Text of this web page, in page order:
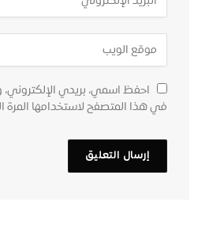
احفظ اسمي، بريدي الإلكتروني،
في هذا المتصفح لاستخدامها المرة